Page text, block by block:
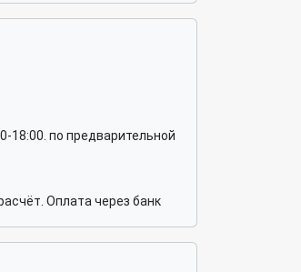
18:00. по предварительной
Оплата через банк